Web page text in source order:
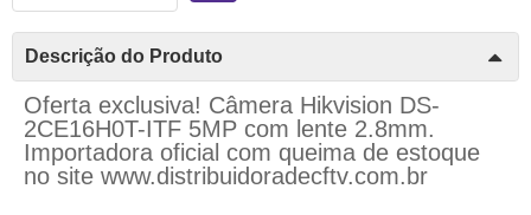
Descrição do Produto
Oferta exclusiva! Câmera Hikvision DS-
2CE16H0T-ITF 5MP com lente 2.8mm.
Importadora oficial com queima de estoque
no site www.distribuidoradecftv.com.br